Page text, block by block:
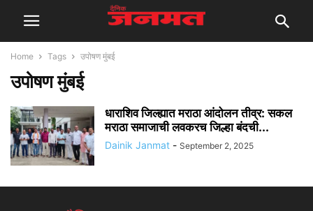
Home Tags उपोषण मुंबई
उपोषण मुंबई
धाराशिव जिल्ह्यात मराठा आंदोलन तीव्र: सकल
मराठा समाजाची लवकरच जिल्हा बंदची...
Dainik Janmat - September 2, 2025